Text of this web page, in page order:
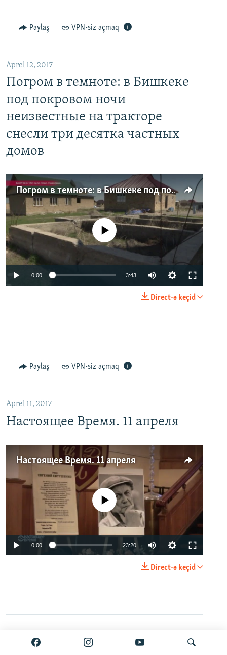
Paylaş VPN-siz açmaq
Aprel 12, 2017
Погром в темноте: в Бишкеке
под покровом ночи
неизвестные на тракторе
снесли три десятка частных
домов
Погром в темноте: в Бишкеке под покровом ночи неизвестные на тракторе снесли три десятка частных домов
No media source currently available
0:00 3:43
Direct-ə keçid
Paylaş VPN-siz açmaq
Aprel 11, 2017
Настоящее Время. 11 апреля
Настоящее Время. 11 апреля
No media source currently available
0:00 23:20
Direct-ə keçid
Paylaş VPN-siz açmaq